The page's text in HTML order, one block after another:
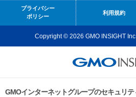
プライバシー
ポリシー
利用規約
Copyright © 2026 GMO INSIGHT
GMOインターネットグループのセキュリ